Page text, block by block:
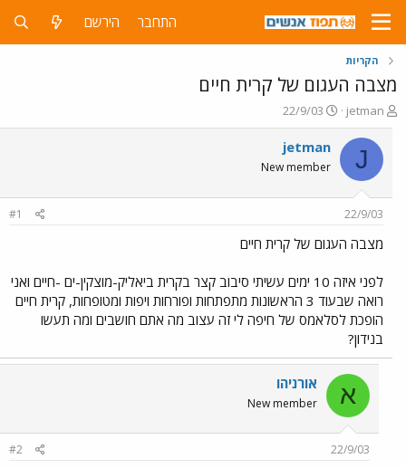
התחבר הירשם
הקריות
מצבה העגום של קרית חיים
פ
ו
ת
ח
ה
ש
א
jetman
פ
ו
ר
ם
ר
22/9/03
J
jetman
New member
22/9/03
#1
מצבה העגום של קרית חיים
לפני איזה 10 ימים עשיתי סיבוב קצר בקרית ביאליק-מוצקין-ים -חיים ואני
רואה שבעוד 3 הראשונות מתפתחות ופורחות ויפות ומטופחות, קרית חיים
הופכת לסלאמס של חיפה לי זה עצוב מה אתם חושבים ומה תעשו
בנידון?
א אורניהו
New member
22/9/03
#2